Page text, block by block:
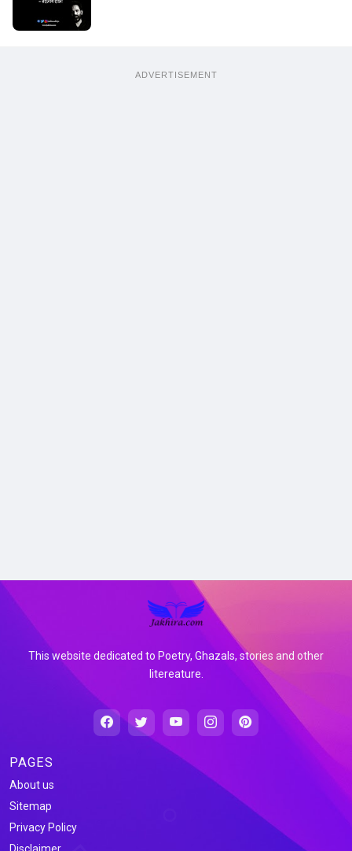
ADVERTISEMENT
This website dedicated to Poetry, Ghazals, stories and other
litereature.
PAGES
About us
Sitemap
Privacy Policy